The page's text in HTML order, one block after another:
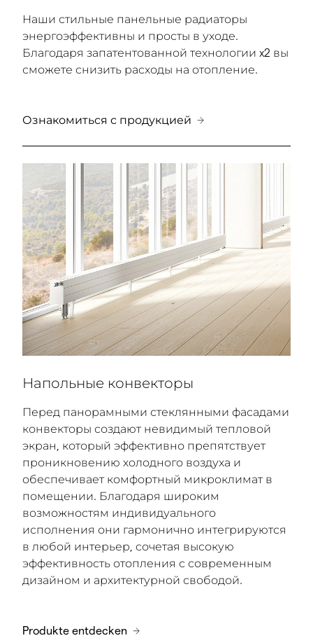
Наши стильные панельные радиаторы
энергоэффективны и просты в уходе.
Благодаря запатентованной технологии x2 вы
сможете снизить расходы на отопление.
Ознакомиться с продукцией
Напольные конвекторы
Перед панорамными стеклянными фасадами
конвекторы создают невидимый тепловой
экран, который эффективно препятствует
проникновению холодного воздуха и
обеспечивает комфортный микроклимат в
помещении. Благодаря широким
возможностям индивидуального
исполнения они гармонично интегрируются
в любой интерьер, сочетая высокую
эффективность отопления с современным
дизайном и архитектурной свободой.
Produkte entdecken